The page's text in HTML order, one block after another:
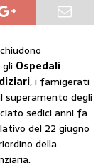
Ospedali
, i famigerati
superamento degli
sedici anni fa
del 22 giugno
della